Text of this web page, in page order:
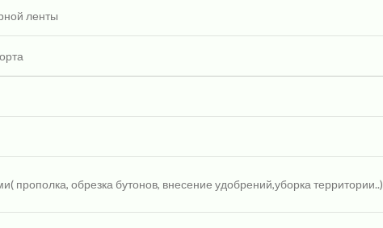
ленты
прополка, обрезка бутонов, внесение удобрений,уборка территории..)